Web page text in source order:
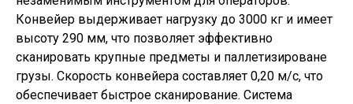
Конвейер выдерживает нагрузку до 3000 кг и имеет
высоту 290 мм, что позволяет эффективно
сканировать крупные предметы и паллетизироване
грузы. Скорость конвейера составляет 0,20 м/с, что
обеспечивает быстрое сканирование. Система